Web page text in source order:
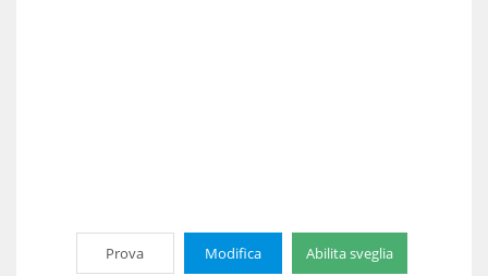
Prova Modifica Abilita sveglia